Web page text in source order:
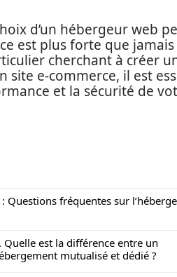
d’un hébergeur web
est plus forte que
cherchant à créer
e-commerce, il est
et la sécurité de
: Questions fréquentes sur
Quelle est la différence entre un
mutualisé et dédié ?